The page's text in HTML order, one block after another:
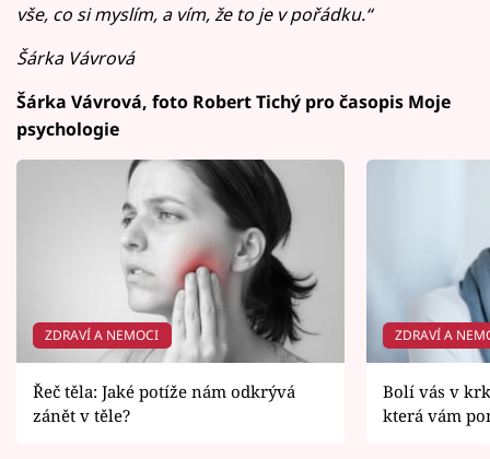
vše, co si myslím, a vím, že to je v pořádku.“
Šárka Vávrová
Šárka Vávrová, foto Robert Tichý pro časopis Moje
psychologie
ZDRAVÍ A NEMOCI
Řeč těla: Jaké potíže nám odkrývá
zánět v těle?
ZDRAVÍ A
Bolí vás v
která vám